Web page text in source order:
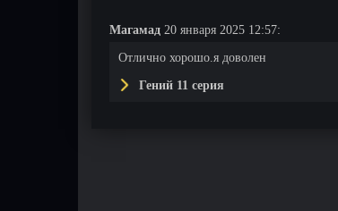
Магамад 20 января 2025 12:57:
Отлично хорошо.я доволен
Гений 11 серия